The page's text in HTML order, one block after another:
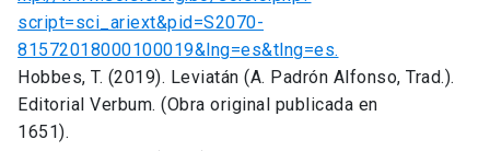
script=sci_ariext&pid=S2070-
81572018000100019&lng=es&tlng=es.
Hobbes, T. (2019). Leviatán (A. Padrón Alfonso, Trad.).
Editorial Verbum. (Obra original publicada en
1651).